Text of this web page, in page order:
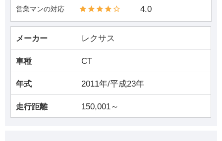
営業マンの対応 4.0
メーカー レクサス
車種 CT
年式 2011年/平成23年
走行距離 150,001～